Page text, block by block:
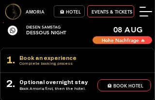
AMORIA 🏨 HOTEL EVENTS & TICKETS
DIESEN SAMSTAG
DESSOUS NIGHT 08 AUG
Hohe Nachfrage 🔥
1. Book an experience
Complete booking process
2. Optional overnight stay
Book Amoria first, then the hotel.
🏨 BOOK HOTEL